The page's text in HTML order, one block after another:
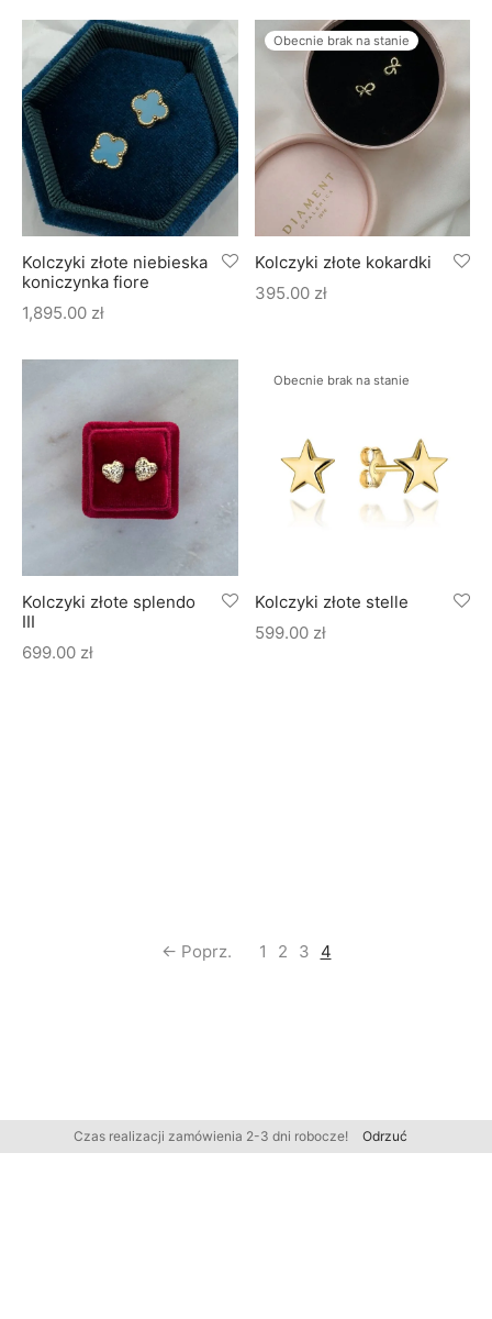
Czas realizacji zamówienia 2-3 dni robocze! Odrzuć
Kolczyki złote niebieska
koniczynka fiore
1,895.00 zł
Obecnie brak na stanie
Kolczyki złote kokardki
395.00 zł
Kolczyki złote splendo
III
699.00 zł
Obecnie brak na stanie
Kolczyki złote stelle
599.00 zł
← Poprz. 1 2 3 4